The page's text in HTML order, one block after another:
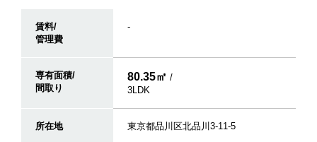
賃料/
管理費
-
専有面積/
間取り
80.35㎡ /
3LDK
所在地 東京都品川区北品川3-11-5